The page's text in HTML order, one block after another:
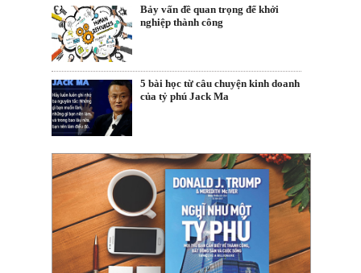
Bảy vấn đề quan trọng để khởi
nghiệp thành công
5 bài học từ câu chuyện kinh doanh
của tỷ phú Jack Ma